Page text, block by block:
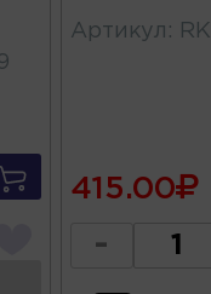
Артикул :
415.00
-